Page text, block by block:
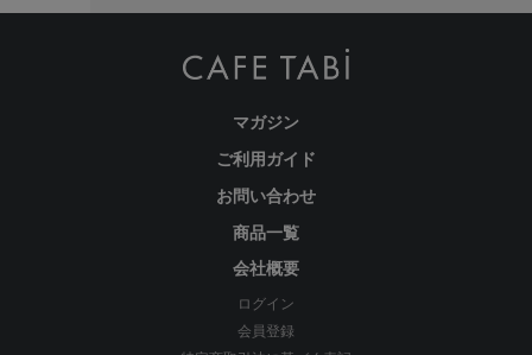
経験を積み重ねた人にしか分からない“本物のスタンダー
ド”があるとすればそれはこんな形なのかもしれません。忙
しい毎日をおくる全ての女性にもっと軽やかに、もっと自分
らしくオシャレを楽しんでいただければ嬉しいです。
マガジン
ご利用ガイド
お問い合わせ
商品一覧
会社概要
ログイン
会員登録